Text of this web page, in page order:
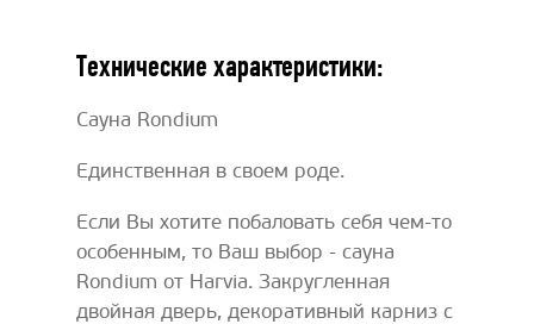
Технические характеристики:
Сауна Rondium
Единственная в своем роде.
Если Вы хотите побаловать себя чем-то
особенным, то Ваш выбор - сауна
Rondium от Harvia. Закругленная
двойная дверь, декоративный карниз с